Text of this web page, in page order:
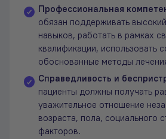
Профессиональная
обязан поддерживать
навыков, работать в рамках
квалификации, использовать
обоснованные методы
Справедливость и
пациенты должны получать
уважительное отношение
возраста, пола, социального
факторов.